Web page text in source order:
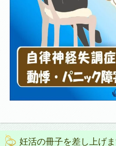
妊活の冊子を差し上げま